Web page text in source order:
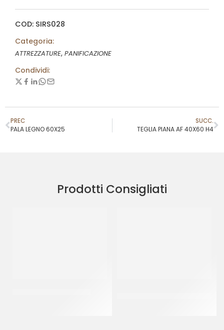
COD: SIRS028
Categoria:
ATTREZZATURE, PANIFICAZIONE
Condividi:
PREC
PALA LEGNO 60X25
SUCC.
TEGLIA PIANA AF 40X60 H4
Prodotti Consigliati